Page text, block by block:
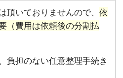
頂いておりませんので、 依
（費用は依頼後の分割払
負担のない任意整理手続き